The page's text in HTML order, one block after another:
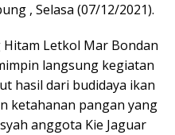
, Selasa (07/12/2021).
Letkol Mar Bondan
langsung kegiatan
hasil dari budidaya ikan
ketahanan pangan yang
anggota Kie Jaguar